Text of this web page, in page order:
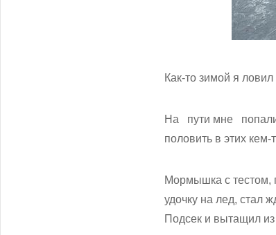
Как-то зимой я
На пути мне
половить в этих
Мормышка с тестом,
удочку на лед, стал
Подсек и вытащил из